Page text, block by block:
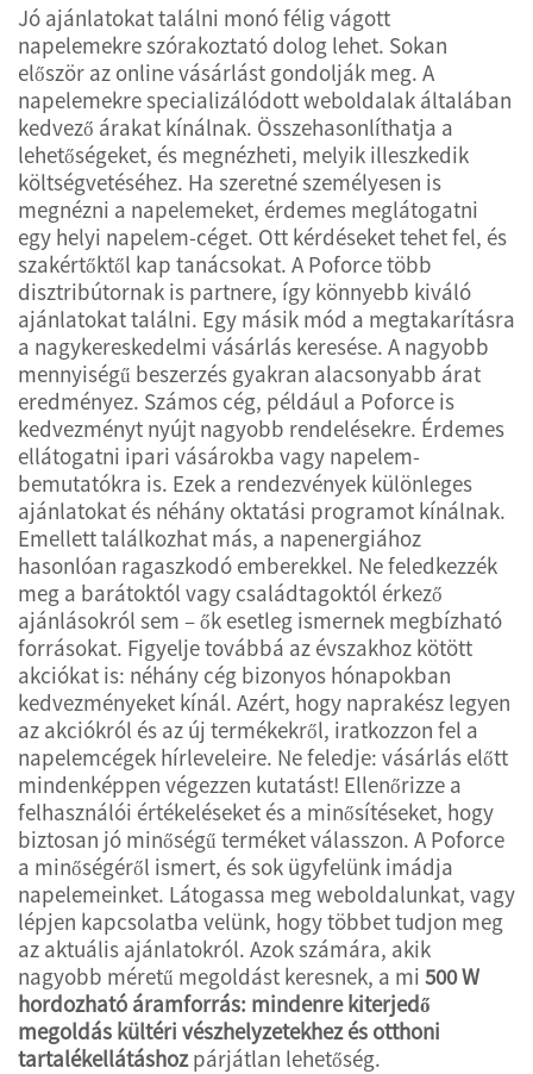
Jó ajánlatokat találni monó félig vágott
napelemekre szórakoztató dolog lehet. Sokan
először az online vásárlást gondolják meg. A
napelemekre specializálódott weboldalak általában
kedvező árakat kínálnak. Összehasonlíthatja a
lehetőségeket, és megnézheti, melyik illeszkedik
költségvetéséhez. Ha szeretné személyesen is
megnézni a napelemeket, érdemes meglátogatni
egy helyi napelem-céget. Ott kérdéseket tehet fel, és
szakértőktől kap tanácsokat. A Poforce több
disztribútornak is partnere, így könnyebb kiváló
ajánlatokat találni. Egy másik mód a megtakarításra
a nagykereskedelmi vásárlás keresése. A nagyobb
mennyiségű beszerzés gyakran alacsonyabb árat
eredményez. Számos cég, például a Poforce is
kedvezményt nyújt nagyobb rendelésekre. Érdemes
ellátogatni ipari vásárokba vagy napelem-
bemutatókra is. Ezek a rendezvények különleges
ajánlatokat és néhány oktatási programot kínálnak.
Emellett találkozhat más, a napenergiához
hasonlóan ragaszkodó emberekkel. Ne feledkezzék
meg a barátoktól vagy családtagoktól érkező
ajánlásokról sem – ők esetleg ismernek megbízható
forrásokat. Figyelje továbbá az évszakhoz kötött
akciókat is: néhány cég bizonyos hónapokban
kedvezményeket kínál. Azért, hogy naprakész legyen
az akciókról és az új termékekről, iratkozzon fel a
napelemcégek hírleveleire. Ne feledje: vásárlás előtt
mindenképpen végezzen kutatást! Ellenőrizze a
felhasználói értékeléseket és a minősítéseket, hogy
biztosan jó minőségű terméket válasszon. A Poforce
a minőségéről ismert, és sok ügyfelünk imádja
napelemeinket. Látogassa meg weboldalunkat, vagy
lépjen kapcsolatba velünk, hogy többet tudjon meg
az aktuális ajánlatokról. Azok számára, akik
nagyobb méretű megoldást keresnek, a mi 500 W
hordozható áramforrás: mindenre kiterjedő
megoldás kültéri vészhelyzetekhez és otthoni
tartalékellátáshozpárjátlan lehetőség.